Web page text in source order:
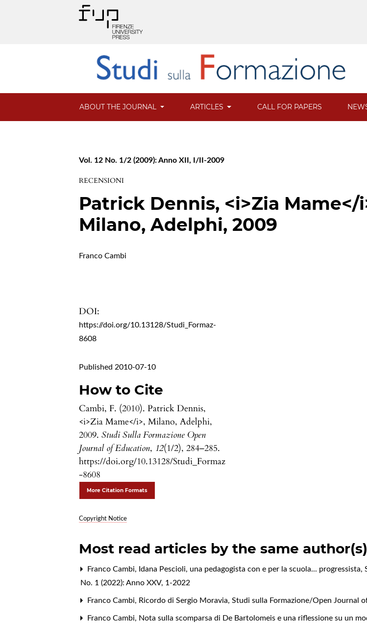
ABOUT THE JOURNAL ARTICLES CALL FOR PAPERS
Vol. 12 No. 1/2 (2009): Anno XII, I/II-2009
RECENSIONI
Patrick Dennis, <i>Zia Mame</
Milano, Adelphi, 2009
Franco Cambi
DOI:
https://doi.org/10.13128/Studi_Formaz-
8608
Published 2010-07-10
How to Cite
Cambi, F. (2010). Patrick Dennis,
<i>Zia Mame</i>, Milano, Adelphi,
2009.Studi Sulla Formazione Open
Journal of Education, 12(1/2), 284–285.
https://doi.org/10.13128/Studi_Formaz
-8608
More Citation Formats
Copyright Notice
Most read articles by the same author(s)
Franco Cambi, Idana Pescioli, una pedagogista con e per la scuola... progressista,
No. 1 (2022): Anno XXV, 1-2022
Franco Cambi, Ricordo di Sergio Moravia,Studi sulla Formazione/Open Journal
Franco Cambi, Nota sulla scomparsa di De Bartolomeis e una riflessione su un